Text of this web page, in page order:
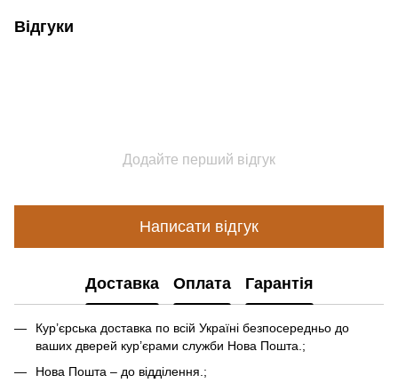
Відгуки
Додайте перший відгук
Написати відгук
Доставка Оплата Гарантія
Кур’єрська доставка по всій Україні безпосередньо до
ваших дверей кур’єрами служби Нова Пошта.;
Нова Пошта – до відділення.;